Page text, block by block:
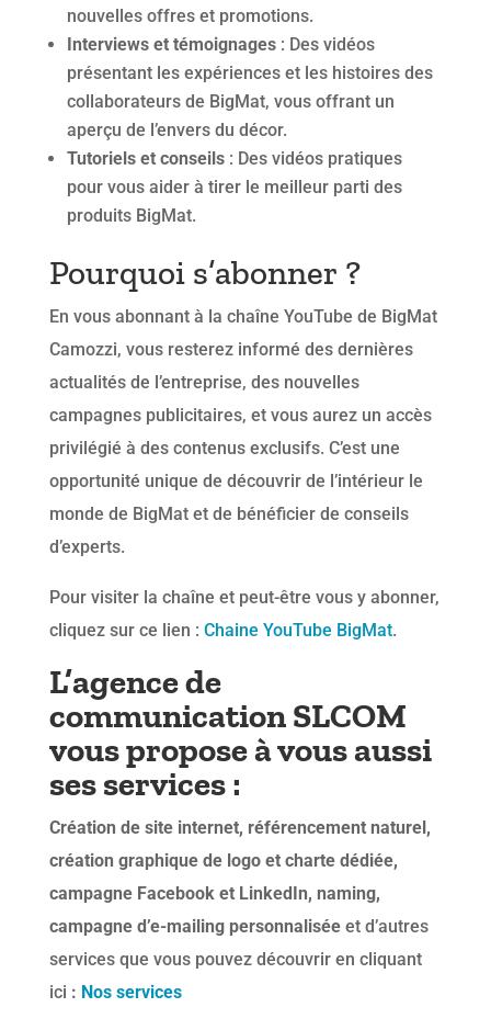
nouvelles offres et promotions.
Interviews et témoignages: Des vidéos
présentant les expériences et les histoires des
collaborateurs de BigMat, vous offrant un
aperçu de l’envers du décor.
Tutoriels et conseils: Des vidéos pratiques
pour vous aider à tirer le meilleur parti des
produits BigMat.
Pourquoi s’abonner ?
En vous abonnant à la chaîne YouTube de BigMat
Camozzi, vous resterez informé des dernières
actualités de l’entreprise, des nouvelles
campagnes publicitaires, et vous aurez un accès
privilégié à des contenus exclusifs. C’est une
opportunité unique de découvrir de l’intérieur le
monde de BigMat et de bénéficier de conseils
d’experts.
Pour visiter la chaîne et peut-être vous y abonner,
cliquez sur ce lien : Chaine YouTube BigMat.
L’agence de
communication SLCOM
vous propose à vous aussi
ses services :
Création de site internet, référencement naturel,
création graphique de logo et charte dédiée,
campagne Facebook et LinkedIn, naming,
campagne d’e-mailing personnalisée et d’autres
services que vous pouvez découvrir en cliquant
ici : Nos services